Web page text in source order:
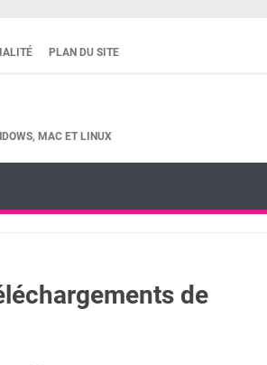
PLAN DU SITE
MAC ET LINUX
de